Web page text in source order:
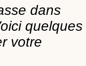
dans
quelques
votre